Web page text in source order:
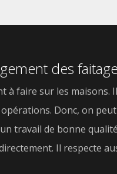
des
faire sur les
Donc, on
travail de bonne
Il respecte